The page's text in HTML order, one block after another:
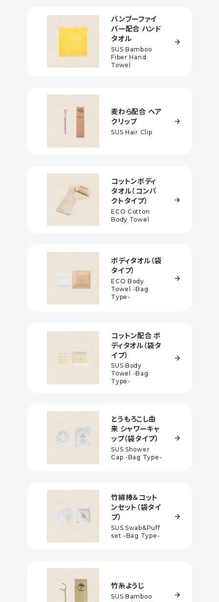
バンブーファイ
バー配合 ハンド
タオル
SUS Bamboo
Fiber Hand
Towel
麦わら配合 ヘア
クリップ
SUS Hair Clip
コットンボディ
タオル（コンパ
クトタイプ）
ECO Cotton
Body Towel
ボディタオル（袋
タイプ）
ECO Body
Towel
-Bag
Type-
コットン配合ボ
ディタオル（袋タ
イプ）
SUS Body
Towel
-Bag
Type-
とうもろこし由
来 シャワーキャ
ップ（袋タイプ）
SUS Shower
Cap -Bag Type-
竹綿棒＆コット
ンセット（袋タイ
プ）
SUS Swab&Puff
set -Bag Type-
竹糸ようじ
SUS Bamboo